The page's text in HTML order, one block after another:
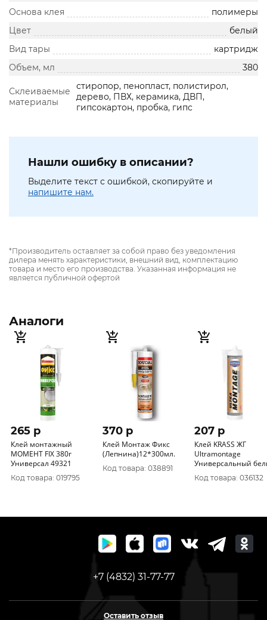
Основа клея
полимеры
Цвет
белый
Вид тары
картридж
Объем, мл
380
Склеиваемые
материалы
стиропор, пенопласт, полистирол,
дерево, ПВХ, керамика, ДВП,
гипсокартон, пробка, гипс
Нашли ошибку в описании?
Выделите текст с ошибкой, скопируйте и
напишите нам.
*Производитель оставляет за собой право без уведомления
дилера менять характеристики, внешний вид, комплектацию
товара и место его производства. Указанная информация не
является публичной офертой
Аналоги
265 p
Клей монтажный
МОМЕНТ FIX 380г
Универсал 49321
Код товара: 019795
370 p
Клей Монтаж Фикс
(Лепнина)12*300мл.
Код товара: 038891
207 p
Клей KRASS ЖГ
Ultramontage
Универсальный
260мл
Код товара: 036132
+7 (4832) 31-77-77
Оставить отзыв